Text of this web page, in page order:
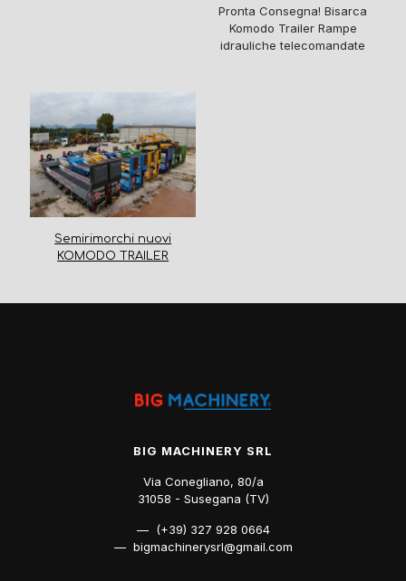
Pronta Consegna! Bisarca
Komodo Trailer Rampe
idrauliche telecomandate
Semirimorchi nuovi
KOMODO TRAILER
BIG MACHINERY SRL
Via Conegliano, 80/a
31058 - Susegana (TV)
— (+39) 327 928 0664
— bigmachinerysrl@gmail.com